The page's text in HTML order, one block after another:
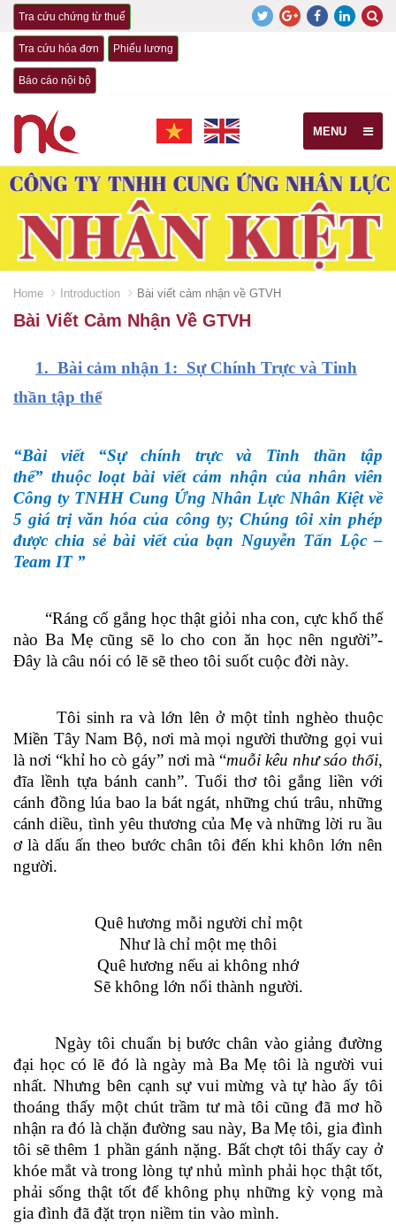
Tra cứu chứng từ thuế
Tra cứu hóa đơn Phiếu lương
Báo cáo nội bộ
MENU
Home Introduction Bài viết cảm nhận về GTVH
Bài Viết Cảm Nhận Về GTVH
1. Bài cảm nhận 1: Sự Chính Trực và Tinh
thần tập thể
“Bài viết “Sự chính trực và Tinh thần tập
thể” thuộc loạt bài viết cảm nhận của nhân viên
Công ty TNHH Cung Ứng Nhân Lực Nhân Kiệt về
5 giá trị văn hóa của công ty; Chúng tôi xin phép
được chia sẻ bài viết của bạn Nguyễn Tấn Lộc –
Team IT ”
“Ráng cố gắng học thật giỏi nha con, cực khổ thế
nào Ba Mẹ cũng sẽ lo cho con ăn học nên người”-
Đây là câu nói có lẽ sẽ theo tôi suốt cuộc đời này.
Tôi sinh ra và lớn lên ở một tỉnh nghèo thuộc
Miền Tây Nam Bộ, nơi mà mọi người thường gọi vui
là nơi “khỉ ho cò gáy” nơi mà “muỗi kêu như sáo thổi,
đĩa lềnh tựa bánh canh”. Tuổi thơ tôi gắng liền với
cánh đồng lúa bao la bát ngát, những chú trâu, những
cánh diều, tình yêu thương của Mẹ và những lời ru ầu
ơ là dấu ấn theo bước chân tôi đến khi khôn lớn nên
người.
Quê hương mỗi người chỉ một
Như là chỉ một mẹ thôi
Quê hương nếu ai không nhớ
Sẽ không lớn nổi thành người.
Ngày tôi chuẩn bị bước chân vào giảng đường
đại học có lẽ đó là ngày mà Ba Mẹ tôi là người vui
nhất. Nhưng bên cạnh sự vui mừng và tự hào ấy tôi
thoáng thấy một chút trầm tư mà tôi cũng đã mơ hồ
nhận ra đó là chặn đường sau này, Ba Mẹ tôi, gia đình
tôi sẽ thêm 1 phần gánh nặng. Bất chợt tôi thấy cay ở
khóe mắt và trong lòng tự nhủ mình phải học thật tốt,
phải sống thật tốt để không phụ những kỳ vọng mà
gia đình đã đặt trọn niềm tin vào mình.